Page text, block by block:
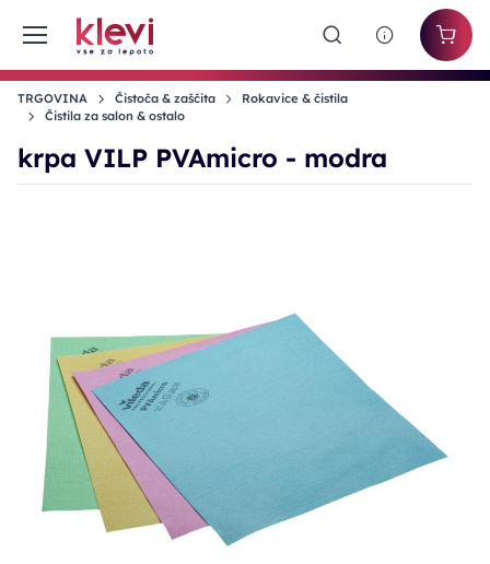
TRGOVINA Čistoča & zaščita
Rokavice & čistila
Čistila za salon & ostalo
krpa VILP PVAmicro - modra